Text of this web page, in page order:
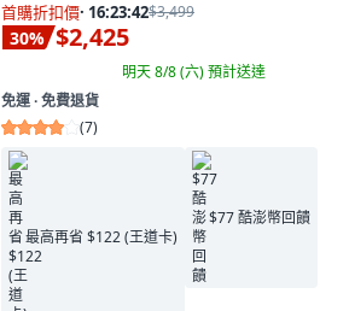
首購折扣價· 16:23:41$3,499
30% $2,425
明天 8/8 (六)預計送達
免運 ∙ 免費退貨
(7)
最高再省 $122 (王道卡)
$77 酷澎幣回饋